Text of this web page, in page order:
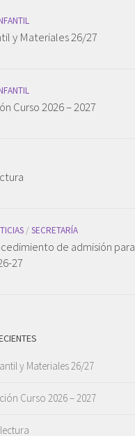
y Materiales 26/27
Curso 2026 – 2027
/ SECRETARÍA
de admisión para
27
y Materiales 26/27
Curso 2026 – 2027